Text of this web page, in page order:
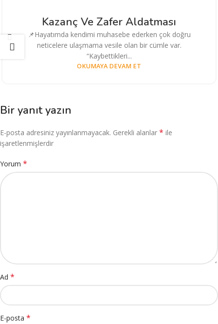
Kazanç Ve Zafer Aldatması
📌Hayatımda kendimi muhasebe ederken çok doğru
neticelere ulaşmama vesile olan bir cümle var.
“Kaybettikleri...
OKUMAYA DEVAM ET
Bir yanıt yazın
E-posta adresiniz yayınlanmayacak. Gerekli alanlar * ile
işaretlenmişlerdir
Yorum *
Ad *
E-posta *